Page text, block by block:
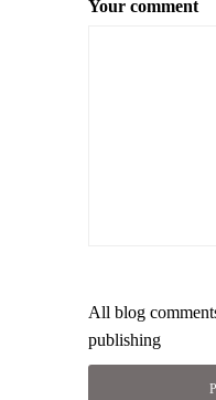
Your comment
All blog
publishing